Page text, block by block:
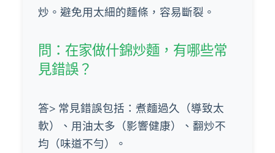
炒。避免用太細的麵條，容易斷裂。
問：在家做什錦炒麵，有哪些常
見錯誤？
答> 常見錯誤包括：煮麵過久（導致太
軟）、用油太多（影響健康）、翻炒不
均（味道不勻）。